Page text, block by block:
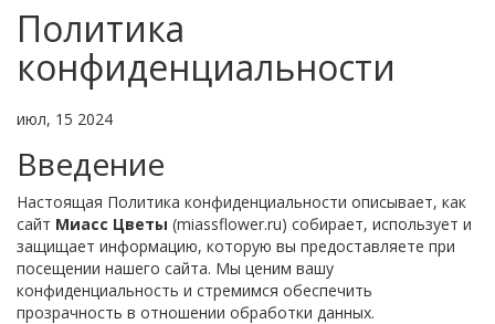
Политика
конфиденциальности
июл, 15 2024
Введение
Настоящая Политика конфиденциальности описывает, как
сайт Миасс Цветы (miassflower.ru) собирает, использует и
защищает информацию, которую вы предоставляете при
посещении нашего сайта. Мы ценим вашу
конфиденциальность и стремимся обеспечить
прозрачность в отношении обработки данных.